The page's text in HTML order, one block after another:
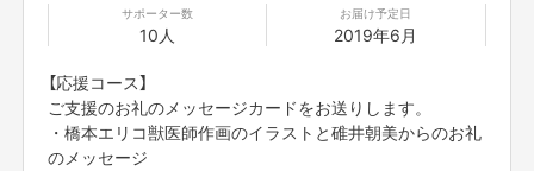
サポーター数
10人
お届け予定日
2019年6月
【応援コース】
ご支援のお礼のメッセージカードをお送りします。
・橋本エリコ獣医師作画のイラストと碓井朝美からのお礼
のメッセージ